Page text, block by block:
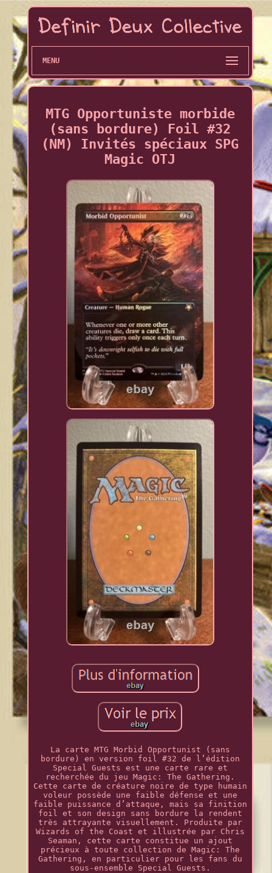
MENU
MTG Opportuniste morbide
(sans bordure) Foil #32
(NM) Invités spéciaux SPG
Magic OTJ
La carte MTG Morbid Opportunist (sans
bordure) en version foil #32 de l’édition
Special Guests est une carte rare et
recherchée du jeu Magic: The Gathering.
Cette carte de créature noire de type humain
voleur possède une faible défense et une
faible puissance d’attaque, mais sa finition
foil et son design sans bordure la rendent
très attrayante visuellement. Produite par
Wizards of the Coast et illustrée par Chris
Seaman, cette carte constitue un ajout
précieux à toute collection de Magic: The
Gathering, en particulier pour les fans du
sous-ensemble Special Guests.